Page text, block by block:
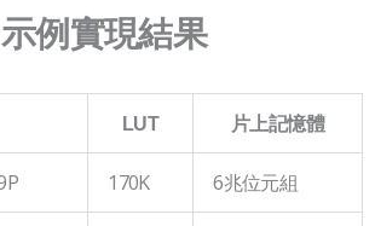
示例實現結果
LUT 片上記憶體
170K 6兆位元組